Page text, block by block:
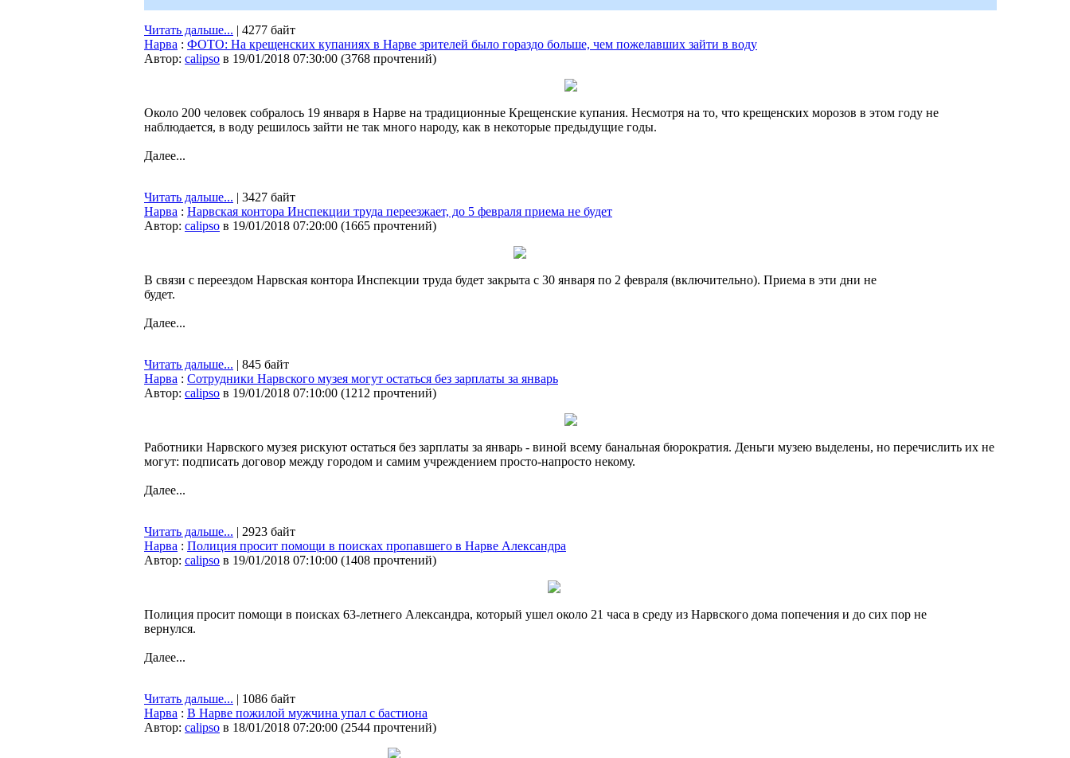
Читать дальше... | 4277 байт
Нарва : ФОТО: На крещенских купаниях в Нарве зрителей было гораздо больше, чем пожелавших зайти в воду
Автор: calipso в 19/01/2018 07:30:00 (3768 прочтений)
Около 200 человек собралось 19 января в Нарве на традиционные Крещенские купания. Несмотря на то, что крещенских морозов в этом году не
наблюдается, в воду решилось зайти не так много народу, как в некоторые предыдущие годы.
Далее...
Читать дальше... | 3427 байт
Нарва : Нарвская контора Инспекции труда переезжает, до 5 февраля приема не будет
Автор: calipso в 19/01/2018 07:20:00 (1665 прочтений)
В связи с переездом Нарвская контора Инспекции труда будет закрыта с 30 января по 2 февраля (включительно). Приема в эти дни не
будет.
Далее...
Читать дальше... | 845 байт
Нарва : Сотрудники Нарвского музея могут остаться без зарплаты за январь
Автор: calipso в 19/01/2018 07:10:00 (1212 прочтений)
Работники Нарвского музея рискуют остаться без зарплаты за январь - виной всему банальная бюрократия. Деньги музею выделены, но перечислить их не
могут: подписать договор между городом и самим учреждением просто-напросто некому.
Далее...
Читать дальше... | 2923 байт
Нарва : Полиция просит помощи в поисках пропавшего в Нарве Александра
Автор: calipso в 19/01/2018 07:10:00 (1408 прочтений)
Полиция просит помощи в поисках 63-летнего Александра, который ушел около 21 часа в среду из Нарвского дома попечения и до сих пор не
вернулся.
Далее...
Читать дальше... | 1086 байт
Нарва : В Нарве пожилой мужчина упал с бастиона
Автор: calipso в 18/01/2018 07:20:00 (2544 прочтений)